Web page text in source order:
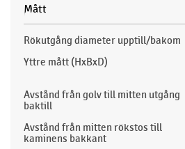
Mått
Rökutgång diameter upptill/bakom
Yttre mått (HxBxD)
Avstånd från golv till mitten utgång
baktill
Avstånd från mitten rökstos till
kaminens bakkant